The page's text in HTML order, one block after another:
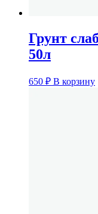
Грунт
50л
650 ₽ В корзину